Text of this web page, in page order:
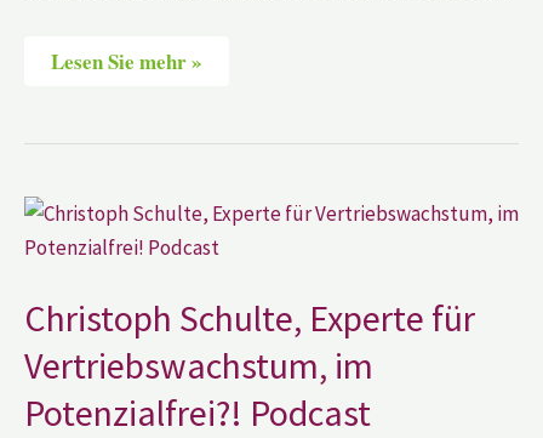
Lesen Sie mehr »
Christoph Schulte, Experte für
Vertriebswachstum, im
Potenzialfrei?! Podcast
Christoph
Schulte,
Experte
im
Potenzialfrei?!
Podcast